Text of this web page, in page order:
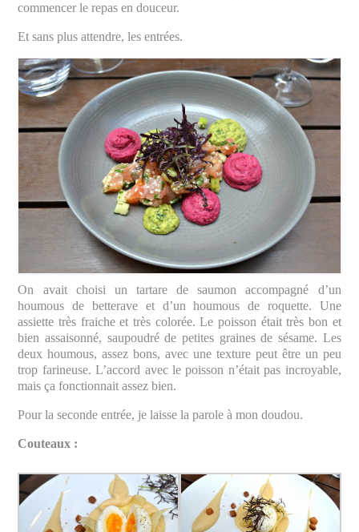
commencer le repas en douceur.
Et sans plus attendre, les entrées.
On avait choisi un tartare de saumon accompagné d’un
houmous de betterave et d’un houmous de roquette. Une
assiette très fraiche et très colorée. Le poisson était très bon et
bien assaisonné, saupoudré de petites graines de sésame. Les
deux houmous, assez bons, avec une texture peut être un peu
trop farineuse. L’accord avec le poisson n’était pas incroyable,
mais ça fonctionnait assez bien.
Pour la seconde entrée, je laisse la parole à mon doudou.
Couteaux :